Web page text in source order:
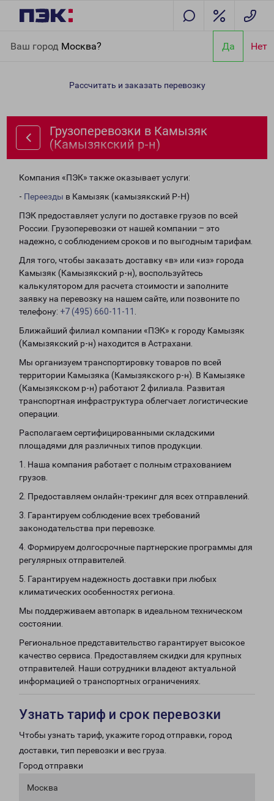
Ваш город Москва? Да Нет
(Камызякский р-н)
Рассчитать и заказать перевозку
Грузоперевозки в Камызяк
(Камызякский р-н)
Компания «ПЭК» также оказывает услуги:
- Переезды в Камызяк (камызякский Р-Н)
ПЭК предоставляет услуги по доставке грузов по всей
России. Грузоперевозки от нашей компании – это
надежно, с соблюдением сроков и по выгодным тарифам.
Для того, чтобы заказать доставку «в» или «из» города
Камызяк (Камызякский р-н), воспользуйтесь
калькулятором для расчета стоимости и заполните
заявку на перевозку на нашем сайте, или позвоните по
телефону: +7 (495) 660-11-11
Ближайший филиал компании «ПЭК» к городу Камызяк
(Камызякский р-н) находится в Астрахани.
Мы организуем транспортировку товаров по всей
территории Камызяка (Камызякского р-н). В Камызяке
(Камызякском р-н) работают 2 филиала. Развитая
транспортная инфраструктура облегчает логистические
операции.
Располагаем сертифицированными складскими
площадями для различных типов продукции.
1. Наша компания работает с полным страхованием
грузов.
2. Предоставляем онлайн-трекинг для всех отправлений.
3. Гарантируем соблюдение всех требований
законодательства при перевозке.
4. Формируем долгосрочные партнерские программы для
регулярных отправителей.
5. Гарантируем надежность доставки при любых
климатических особенностях региона.
Мы поддерживаем автопарк в идеальном техническом
состоянии.
Региональное представительство гарантирует высокое
качество сервиса. Предоставляем скидки для крупных
отправителей. Наши сотрудники владеют актуальной
информацией о транспортных ограничениях.
Узнать тариф и срок перевозки
Чтобы узнать тариф, укажите город отправки, город
доставки, тип перевозки и вес груза.
Город отправки
Москва